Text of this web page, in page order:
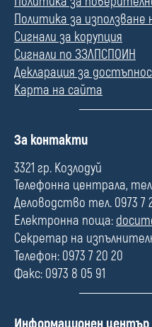
Политика за използване
Сигнали за корупция
Сигнали по ЗЗЛПСПОИН
Декларация за
Карта на сайта
П
л
е
За контакти
3321 гр. Козлодуй
Телефонна централа, тел.
Деловодство тел. 0973 7
Електронна поща:
Секретар на
Телефон: 0973 7 20 20
Факс: 0973 8 05 91
П